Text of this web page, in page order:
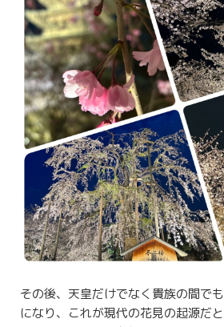
その後、天皇だけでなく貴族の間で
になり、これが現代の花見の起源だ